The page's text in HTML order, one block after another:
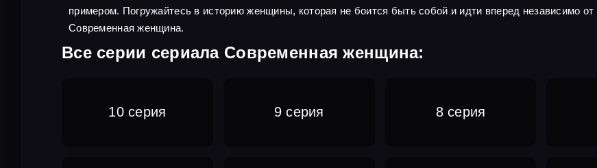
примером. Погружайтесь в историю женщины, которая не боится быть собой и идти вперед независимо
Современная женщина.
Все серии сериала Современная женщина:
10 серия 9 серия 8 серия